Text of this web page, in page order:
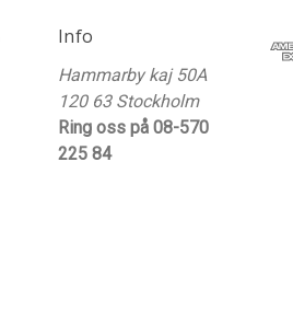
Info
Hammarby kaj 50A
120 63 Stockholm
Ring oss på 08-570
225 84